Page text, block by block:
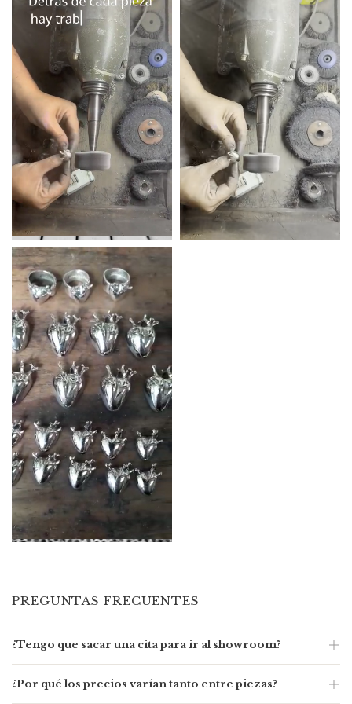
certificado de autenticidad
La alpaca desarrolla una pátina natural con el uso que la hace única. Tu pieza va
a evolucionar con vos.
mano, martillado
Producción
100% hecho a mano, fabricado en
Argentina — pieza única o serie
limitada
Puede haber variaciones de tamaño, color o terminación entre piezas de la misma
serie. Es la garantía de un trabajo artesanal.
PREGUNTAS FRECUENTES
¿Tengo que sacar una cita para ir al showroom?
mañana. Si no, te esperamos cuando te venga bien de
¿Por qué los precios varían tanto entre piezas?